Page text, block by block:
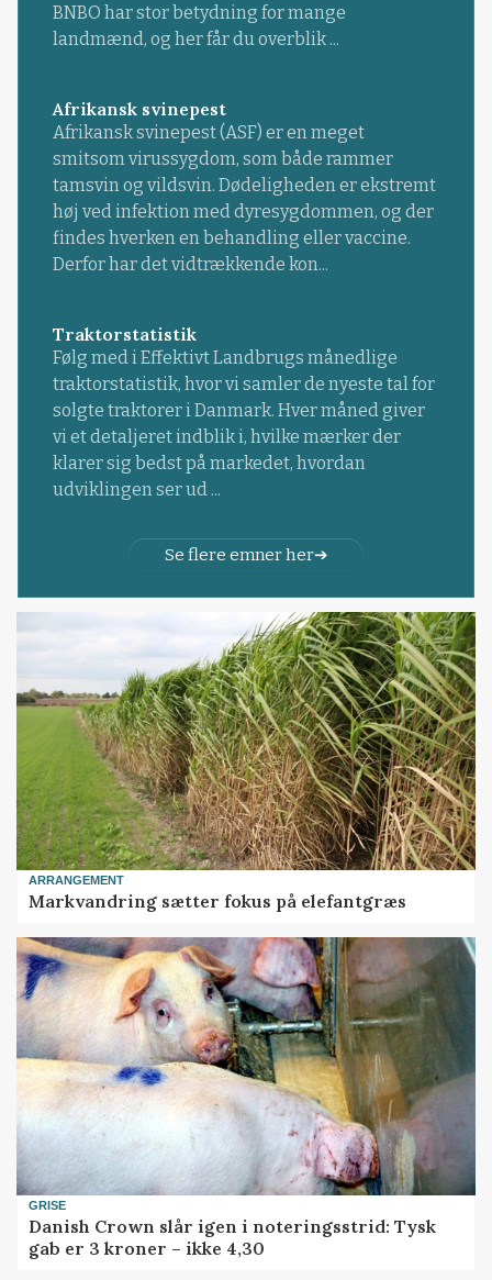
BNBO har stor betydning for mange
landmænd, og her får du overblik ...
Afrikansk svinepest
Afrikansk svinepest (ASF) er en meget
smitsom virussygdom, som både rammer
tamsvin og vildsvin. Dødeligheden er ekstremt
høj ved infektion med dyresygdommen, og der
findes hverken en behandling eller vaccine.
Derfor har det vidtrækkende kon...
Traktorstatistik
Følg med i Effektivt Landbrugs månedlige
traktorstatistik, hvor vi samler de nyeste tal for
solgte traktorer i Danmark. Hver måned giver
vi et detaljeret indblik i, hvilke mærker der
klarer sig bedst på markedet, hvordan
udviklingen ser ud ...
Se flere emner her
ARRANGEMENT
Markvandring sætter fokus på elefantgræs
GRISE
Danish Crown slår igen i noteringsstrid: Tysk
gab er 3 kroner – ikke 4,30